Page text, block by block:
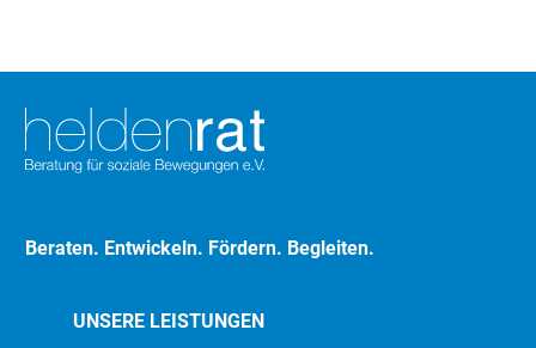
Beraten. Entwickeln. Fördern. Begleiten.
UNSERE LEISTUNGEN